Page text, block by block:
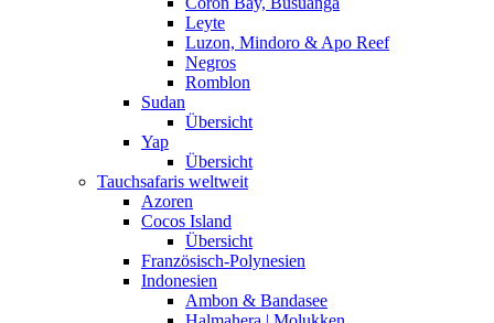
Leyte
Luzon, Mindoro & Apo Reef
Negros
Romblon
Sudan
Übersicht
Yap
Übersicht
Tauchsafaris weltweit
Azoren
Cocos Island
Übersicht
Französisch-Polynesien
Indonesien
Ambon & Bandasee